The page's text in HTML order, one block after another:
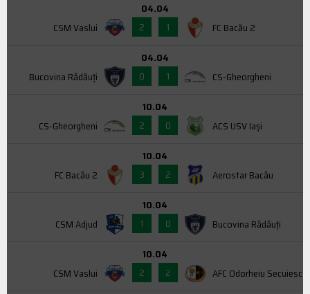
CSM Vaslui
04.04
2
1 FC Bacău 2
Bucovina Rădăuți
04.04
0
1 CS-Gheorgheni
CS-Gheorgheni
10.04
2
0 ACS USV Iaşi
FC Bacău 2
10.04
3
2 Aerostar Bacău
CSM Adjud
10.04
1
0 Bucovina Rădăuți
CSM Vaslui
10.04
2
2 AFC Odorheiu Secuiesc